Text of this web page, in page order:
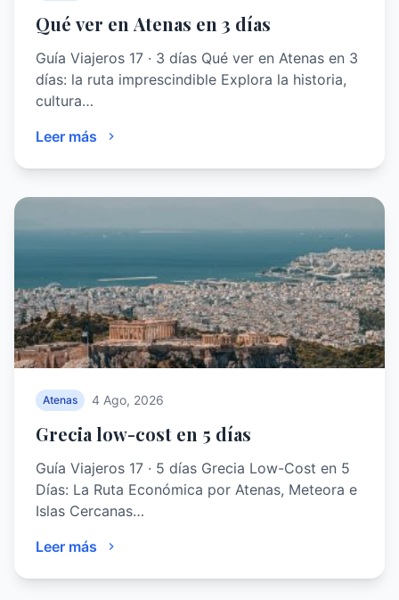
Qué ver en Atenas en 3 días
Guía Viajeros 17 · 3 días Qué ver en Atenas en 3
días: la ruta imprescindible Explora la historia,
cultura…
Leer más
Atenas 4 Ago, 2026
Grecia low-cost en 5 días
Guía Viajeros 17 · 5 días Grecia Low-Cost en 5
Días: La Ruta Económica por Atenas, Meteora e
Islas Cercanas…
Leer más